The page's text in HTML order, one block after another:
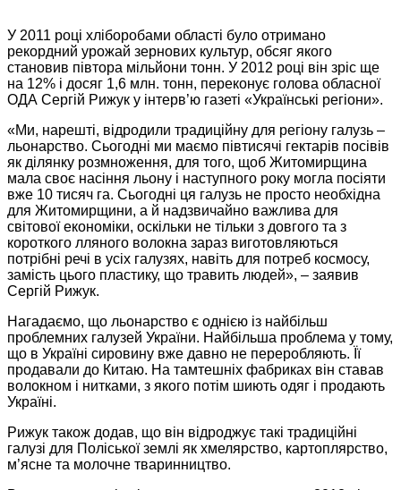
У 2011 році хліборобами області було отримано
рекордний урожай зернових культур, обсяг якого
становив півтора мільйони тонн. У 2012 році він зріс ще
на 12% і досяг 1,6 млн. тонн, переконує голова обласної
ОДА Сергій Рижук у інтерв’ю газеті «Українські регіони».
«Ми, нарешті, відродили традиційну для регіону галузь –
льонарство. Сьогодні ми маємо півтисячі гектарів посівів
як ділянку розмноження, для того, щоб Житомирщина
мала своє насіння льону і наступного року могла посіяти
вже 10 тисяч га. Сьогодні ця галузь не просто необхідна
для Житомирщини, а й надзвичайно важлива для
світової економіки, оскільки не тільки з довгого та з
короткого лляного волокна зараз виготовляються
потрібні речі в усіх галузях, навіть для потреб космосу,
замість цього пластику, що травить людей», – заявив
Сергій Рижук.
Нагадаємо, що льонарство є однією із найбільш
проблемних галузей України. Найбільша проблема у тому,
що в Україні сировину вже давно не переробляють. Її
продавали до Китаю. На тамтешніх фабриках він ставав
волокном і нитками, з якого потім шиють одяг і продають
Україні.
Рижук також додав, що він відроджує такі традиційні
галузі для Поліської землі як хмелярство, картоплярство,
м’ясне та молочне тваринництво.